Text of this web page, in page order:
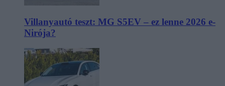
Villanyautó teszt: MG S5EV – ez lenne 2026 e-
Nirója?